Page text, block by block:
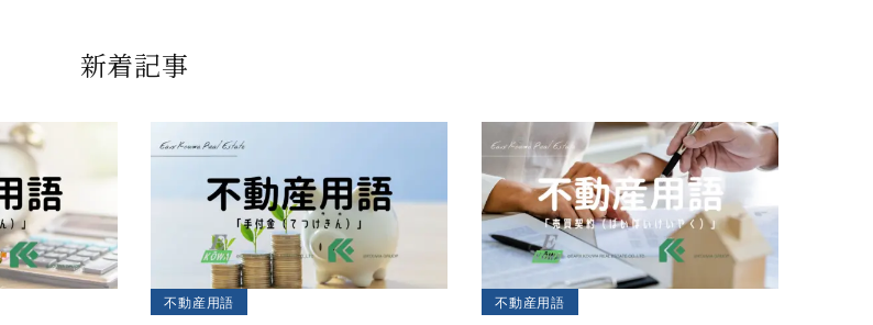
新着記事
不動産用語 不動産用語